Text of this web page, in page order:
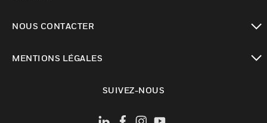
NOUS CONTACTER
MENTIONS LÉGALES
SUIVEZ-NOUS